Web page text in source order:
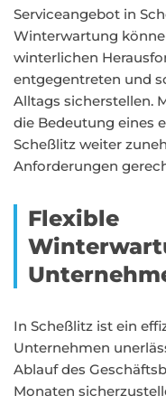
Serviceangebot in
Winterwartung
winterlichen
entgegentreten und
Alltags sicherstellen.
die Bedeutung eines
Scheßlitz weiter
Anforderungen
Flexible
In Scheßlitz ist ein
Unternehmen
Ablauf des
Monaten